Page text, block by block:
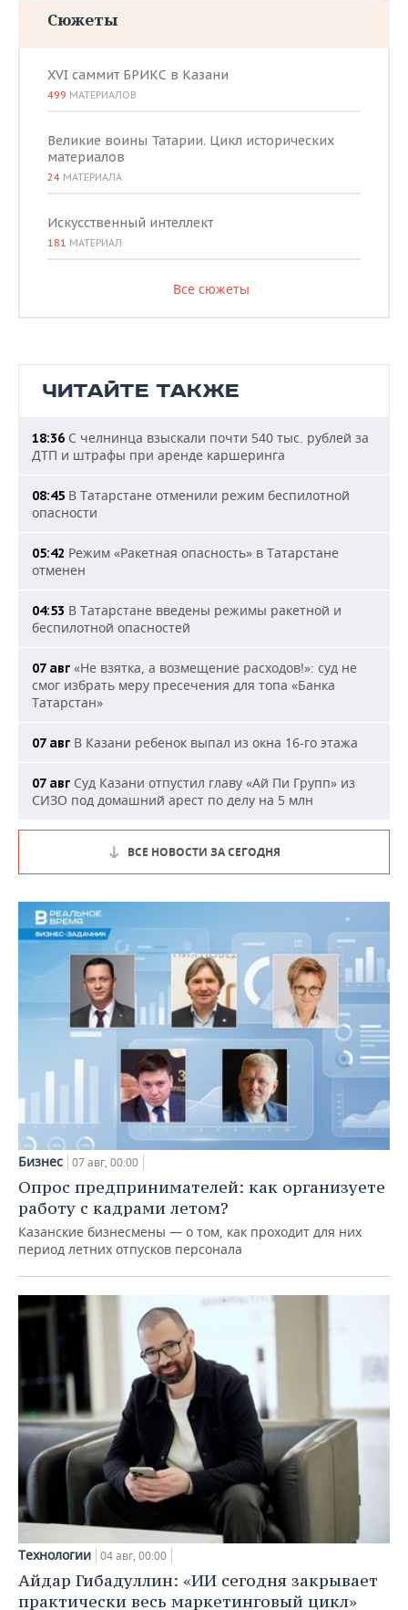
Сюжеты
XVI саммит БРИКС в Казани
499 МАТЕРИАЛОВ
Великие воины Татарии. Цикл исторических
материалов
24 МАТЕРИАЛА
Искусственный интеллект
181 МАТЕРИАЛ
Все сюжеты
ЧИТАЙТЕ ТАКЖЕ
18:36 С челнинца взыскали почти 540 тыс. рублей за
ДТП и штрафы при аренде каршеринга
08:45 В Татарстане отменили режим беспилотной
опасности
05:42 Режим «Ракетная опасность» в Татарстане
отменен
04:53 В Татарстане введены режимы ракетной и
беспилотной опасностей
07 авг «Не взятка, а возмещение расходов!»: суд не
смог избрать меру пресечения для топа «Банка
Татарстан»
07 авг В Казани ребенок выпал из окна 16-го этажа
07 авг Суд Казани отпустил главу «Ай Пи Групп» из
СИЗО под домашний арест по делу на 5 млн
ВСЕ НОВОСТИ ЗА СЕГОДНЯ
Бизнес 07 авг, 00:00
Опрос предпринимателей: как организуете
работу с кадрами летом?
Казанские бизнесмены — о том, как проходит для них
период летних отпусков персонала
Технологии 04 авг, 00:00
Айдар Гибадуллин: «ИИ сегодня закрывает
практически весь маркетинговый цикл»